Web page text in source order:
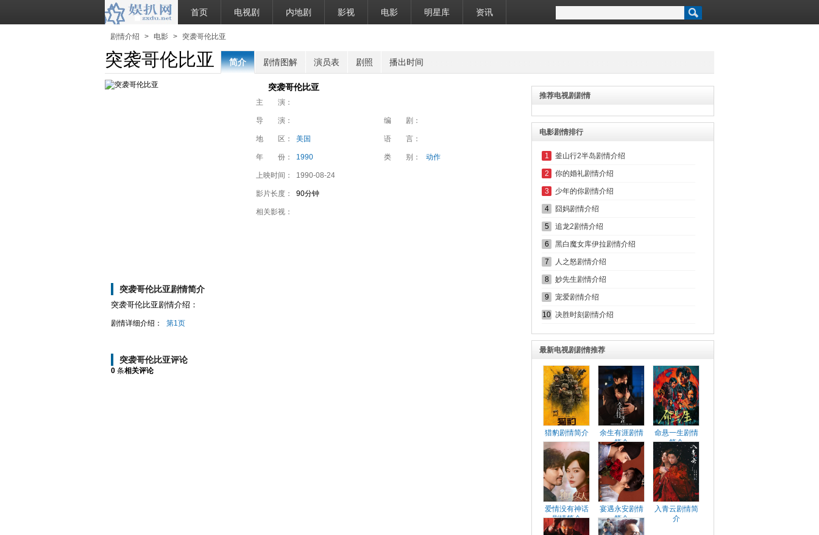
首页 电视剧 内地剧 影视 电影 明星库 资讯
剧情介绍 > 电影 > 突袭哥伦比亚
突袭哥伦比亚 简介 剧情图解 演员表 剧照 播出时间
突袭哥伦比亚
主 演：
导 演： 编 剧：
地 区： 美国 语 言：
年 份： 1990 类 别： 动作
上映时间： 1990-08-24
影片长度： 90分钟
相关影视：
突袭哥伦比亚剧情简介
突袭哥伦比亚剧情介绍：
剧情详细介绍： 第1页
突袭哥伦比亚评论
0 条相关评论
推荐电视剧剧情
电影剧情排行
1 釜山行2半岛剧情介绍
2 你的婚礼剧情介绍
3 少年的你剧情介绍
4 囧妈剧情介绍
5 追龙2剧情介绍
6 黑白魔女库伊拉剧情介绍
7 人之怒剧情介绍
8 妙先生剧情介绍
9 宠爱剧情介绍
10 决胜时刻剧情介绍
最新电视剧剧情推荐
猎豹剧情简介
余生有涯剧情
简介
命悬一生剧情
简介
爱情没有神话
剧情简介
宴遇永安剧情
简介
入青云剧情简
介